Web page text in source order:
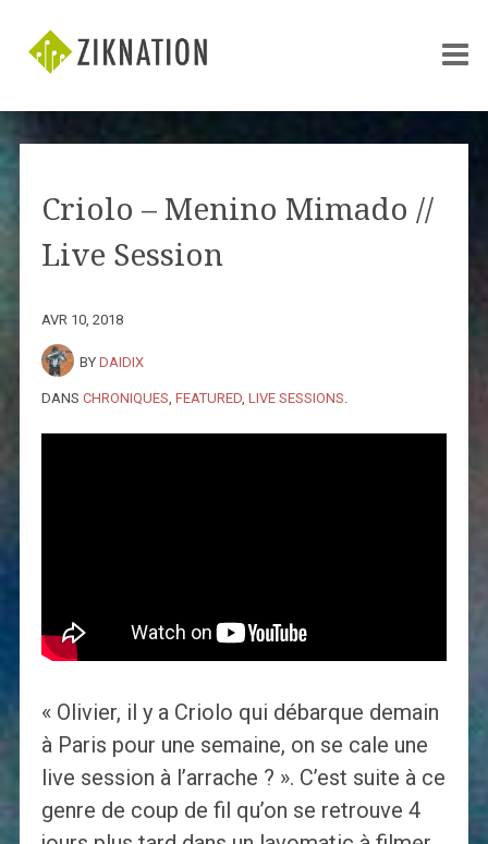
Criolo – Menino Mimado //
Live Session
AVR 10, 2018
BY DAIDIX
DANS CHRONIQUES FEATURED, LIVE SESSIONS
« Olivier, il y a Criolo qui débarque demain
à Paris pour une semaine, on se cale une
live session à l’arrache ? ». C’est suite à ce
genre de coup de fil qu’on se retrouve 4